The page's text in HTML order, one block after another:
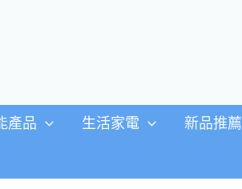
產品 生活家電 新品推薦